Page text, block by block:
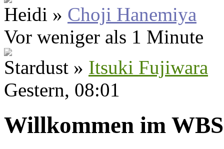
Heidi » Choji Hanemiya
Vor weniger als 1 Minute
Stardust » Itsuki Fujiwara
Gestern, 08:01
Willkommen im WBS